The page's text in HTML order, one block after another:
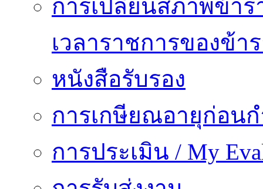
การเปลี่ยนสภาพข้า
เวลาราชการของข้า
หนังสือรับรอง
การเกษียณอายุก่อน
การประเมิน / My